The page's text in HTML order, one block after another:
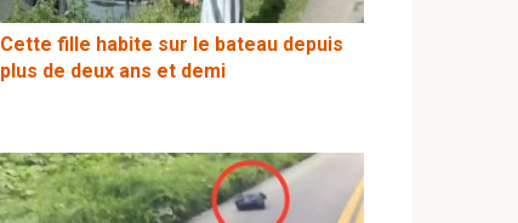
Cette fille habite sur le bateau depuis
plus de deux ans et demi